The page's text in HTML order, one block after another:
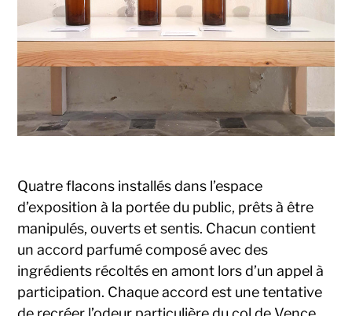
Quatre flacons installés dans l’espace
d’exposition à la portée du public, prêts à être
manipulés, ouverts et sentis. Chacun contient
un accord parfumé composé avec des
ingrédients récoltés en amont lors d’un appel à
participation. Chaque accord est une tentative